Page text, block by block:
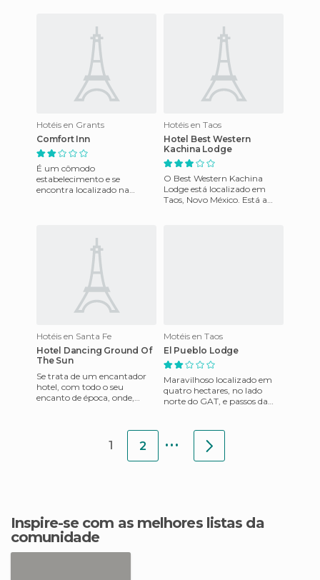
Hotéis en Grants
Comfort Inn
É um cômodo
estabelecimento e se
encontra localizado na
Hotéis en Taos
Hotel Best Western
Kachina Lodge
O Best Western Kachina
Lodge está localizado em
Taos, Novo México. Está a
Hotéis en Santa Fe
Hotel Dancing Ground Of
The Sun
Se trata de um encantador
hotel, com todo o seu
encanto de época, onde,
Motéis en Taos
El Pueblo Lodge
Maravilhoso localizado em
quatro hectares, no lado
norte do GAT, e passos da
1 2 ...
Inspire-se com as melhores listas da
comunidade